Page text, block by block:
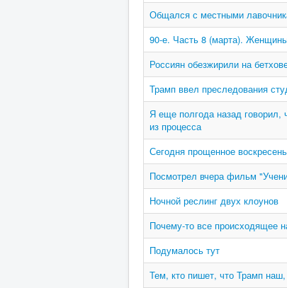
Общался с местными
90-е. Часть 8 (марта).
Россиян обезжирили на
Трамп ввел преследования
Я еще полгода назад говорил,
из процесса
Сегодня прощенное
Посмотрел вчера фильм
Ночной реслинг двух клоунов
Почему-то все происходящее
Подумалось тут
Тем, кто пишет, что Трамп